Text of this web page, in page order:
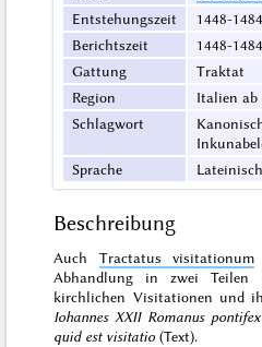
Entstehungszeit
1448-1484
Berichtszeit
1448-1484
Gattung
Traktat
Region
Italien ab
Schlagwort
Sprache
Lateinisch
Beschreibung
Auch Tractatus visitationum
Abhandlung in zwei Teilen
kirchlichen Visitationen und
Iohannes XXII Romanus pontifex
quid est visitatio (Text).